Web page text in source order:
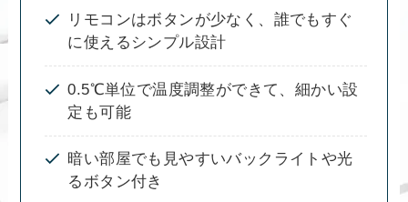
リモコンはボタンが少なく、誰でもすぐ
に使えるシンプル設計
0.5℃単位で温度調整ができて、細かい設
定も可能
暗い部屋でも見やすいバックライトや光
るボタン付き